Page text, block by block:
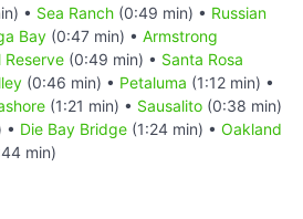
• Sea Ranch (0:49 min) • Russian
Bay (0:47 min) • Armstrong
Reserve (0:49 min) • Santa Rosa
(0:46 min) • Petaluma (1:12 min) •
(1:21 min) • Sausalito (0:38 min)
• Die Bay Bridge (1:24 min) • Oakland
min)